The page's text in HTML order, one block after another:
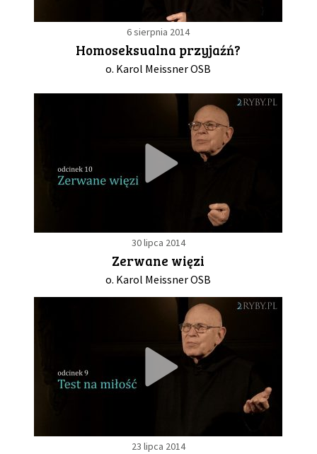
6 sierpnia 2014
Homoseksualna przyjaźń?
o. Karol Meissner OSB
30 lipca 2014
Zerwane więzi
o. Karol Meissner OSB
23 lipca 2014